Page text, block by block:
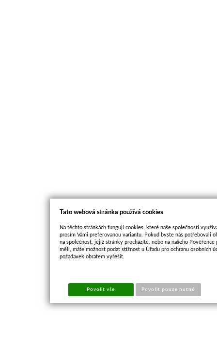
Tato webová stránka používá cookies
Na těchto stránkách fungují cookies, které naše společnosti
prosím Vámi preferovanou variantu. Pokud byste nás potřebovali
na společnost, jejíž stránky procházíte, nebo na našeho
měli, máte možnost podat stížnost u Úřadu pro ochranu osobních
požadavek obratem vyřešit.
Povolit vše Povolit pouze nutné